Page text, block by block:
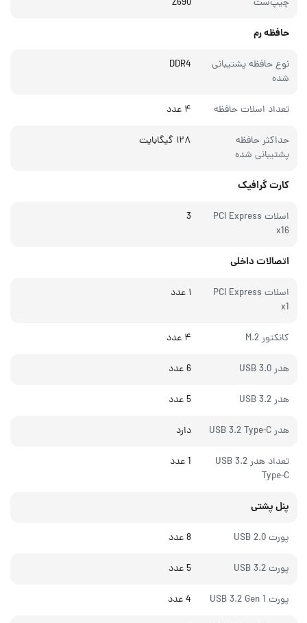
چیپ‌ست Z690
حافظه رم
نوع حافظه پشتیبانی
شده
DDR4
تعداد اسلات حافظه ۴ عدد
حداکثر حافظه
پشتیبانی شده
۱۲۸ گیگابایت
کارت گرافیک
اسلات PCI Express
x16
3
اتصالات داخلی
اسلات PCI Express
x1
۱ عدد
کانکتور M.2 ۴ عدد
هدر USB 3.0 6 عدد
هدر USB 3.2 5 عدد
هدر USB 3.2 Type-C دارد
تعداد هدر USB 3.2
Type-C
1 عدد
پنل پشتی
پورت USB 2.0 8 عدد
پورت USB 3.2 5 عدد
پورت USB 3.2 Gen 1 4 عدد